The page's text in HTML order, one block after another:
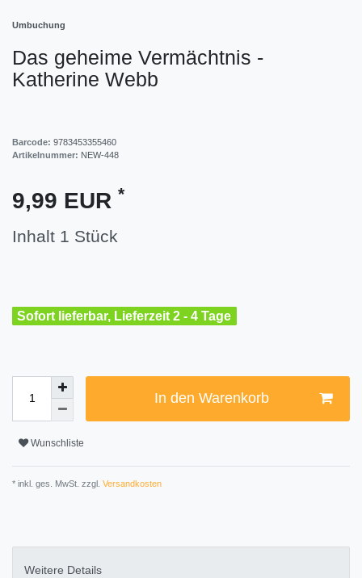
Umbuchung
Das geheime Vermächtnis -
Katherine Webb
Barcode: 9783453355460
Artikelnummer: NEW-448
9,99 EUR *
Inhalt 1 Stück
Sofort lieferbar, Lieferzeit 2 - 4 Tage
In den Warenkorb
Wunschliste
* inkl. ges. MwSt. zzgl. Versandkosten
Weitere Details